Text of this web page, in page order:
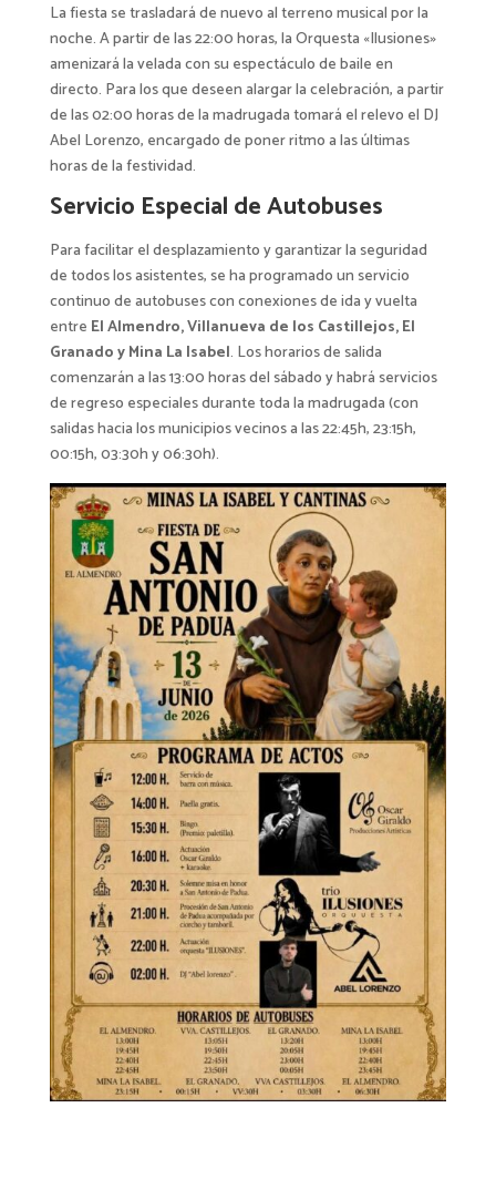
La fiesta se trasladará de nuevo al terreno musical por la
noche. A partir de las 22:00 horas, la Orquesta «Ilusiones»
amenizará la velada con su espectáculo de baile en
directo. Para los que deseen alargar la celebración, a partir
de las 02:00 horas de la madrugada tomará el relevo el DJ
Abel Lorenzo, encargado de poner ritmo a las últimas
horas de la festividad.
Servicio Especial de Autobuses
Para facilitar el desplazamiento y garantizar la seguridad
de todos los asistentes, se ha programado un servicio
continuo de autobuses con conexiones de ida y vuelta
entre El Almendro, Villanueva de los Castillejos, El
Granado y Mina La Isabel. Los horarios de salida
comenzarán a las 13:00 horas del sábado y habrá servicios
de regreso especiales durante toda la madrugada (con
salidas hacia los municipios vecinos a las 22:45h, 23:15h,
00:15h, 03:30h y 06:30h).